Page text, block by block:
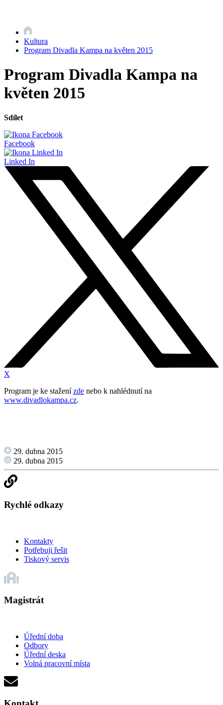
Kultura
Program Divadla Kampa na květen 2015
Program Divadla Kampa na
květen 2015
Sdílet
Facebook
Linked In
X
Program je ke staženízde nebo k nahlédnutí na
www.divadlokampa.cz.
29. dubna 2015
29. dubna 2015
Rychlé odkazy
Kontakty
Potřebuji řešit
Tiskový servis
Magistrát
Úřední doba
Odbory
Úřední deska
Volná pracovní místa